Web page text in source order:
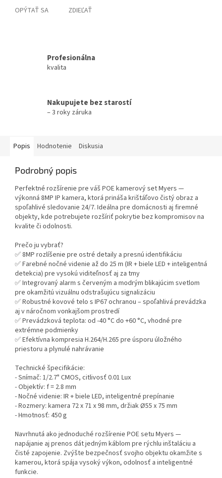
OPÝTAŤ SA ZDIEĽAŤ
Profesionálna
kvalita
Nakupujete bez starostí
– 3 roky záruka
Popis Hodnotenie Diskusia
Podrobný popis
Perfektné rozšírenie pre váš POE kamerový set Myers —
výkonná 8MP IP kamera, ktorá prináša krištáľovo čistý obraz a
spoľahlivé sledovanie 24/7. Ideálna pre domácnosti aj firemné
objekty, kde potrebujete rozšíriť pokrytie bez kompromisov na
kvalite či odolnosti.
Prečo ju vybrať?
✅ 8MP rozlíšenie pre ostré detaily a presnú identifikáciu
✅ Farebné nočné videnie až do 25 m (IR + biele LED + inteligentná
detekcia) pre vysokú viditeľnosť aj za tmy
✅ Integrovaný alarm s červeným a modrým blikajúcim svetlom
pre okamžitú vizuálnu odstrašujúcu signalizáciu
✅ Robustné kovové telo s IP67 ochranou – spoľahlivá prevádzka
aj v náročnom vonkajšom prostredí
✅ Prevádzková teplota: od -40 °C do +60 °C, vhodné pre
extrémne podmienky
✅ Efektívna kompresia H.264/H.265 pre úsporu úložného
priestoru a plynulé nahrávanie
Technické špecifikácie:
- Snímač: 1/2.7" CMOS, citlivosť 0.01 Lux
- Objektív: f = 2.8 mm
- Nočné videnie: IR + biele LED, inteligentné prepínanie
- Rozmery: kamera 72 x 71 x 98 mm, držiak Ø55 x 75 mm
- Hmotnosť: 450 g
Navrhnutá ako jednoduché rozšírenie POE setu Myers —
napájanie aj prenos dát jedným káblom pre rýchlu inštaláciu a
čisté zapojenie. Zvýšte bezpečnosť svojho objektu okamžite s
kamerou, ktorá spája vysoký výkon, odolnosť a inteligentné
funkcie.